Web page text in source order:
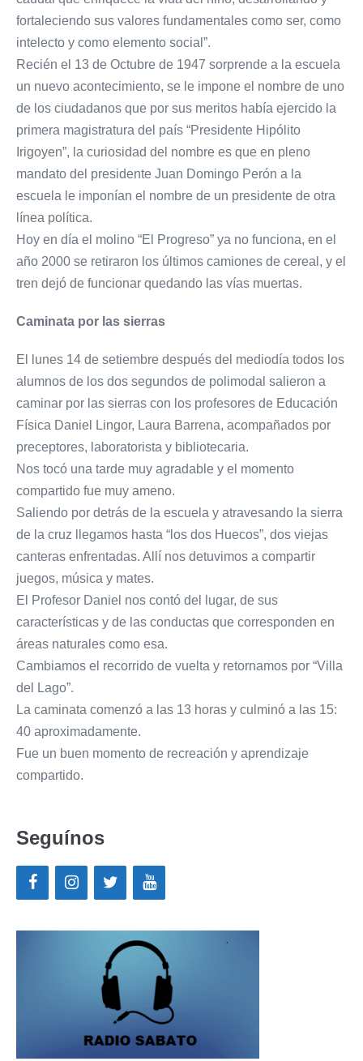
fortaleciendo sus valores fundamentales como ser, como
intelecto y como elemento social”.
Recién el 13 de Octubre de 1947 sorprende a la escuela
un nuevo acontecimiento, se le impone el nombre de uno
de los ciudadanos que por sus meritos había ejercido la
primera magistratura del país “Presidente Hipólito
Irigoyen”, la curiosidad del nombre es que en pleno
mandato del presidente Juan Domingo Perón a la
escuela le imponían el nombre de un presidente de otra
línea política.
Hoy en día el molino “El Progreso” ya no funciona, en el
año 2000 se retiraron los últimos camiones de cereal, y el
tren dejó de funcionar quedando las vías muertas.
Caminata por las sierras
El lunes 14 de setiembre después del mediodía todos los
alumnos de los dos segundos de polimodal salieron a
caminar por las sierras con los profesores de Educación
Física Daniel Lingor, Laura Barrena, acompañados por
preceptores, laboratorista y bibliotecaria.
Nos tocó una tarde muy agradable y el momento
compartido fue muy ameno.
Saliendo por detrás de la escuela y atravesando la sierra
de la cruz llegamos hasta “los dos Huecos”, dos viejas
canteras enfrentadas. Allí nos detuvimos a compartir
juegos, música y mates.
El Profesor Daniel nos contó del lugar, de sus
características y de las conductas que corresponden en
áreas naturales como esa.
Cambiamos el recorrido de vuelta y retornamos por “Villa
del Lago”.
La caminata comenzó a las 13 horas y culminó a las 15:
40 aproximadamente.
Fue un buen momento de recreación y aprendizaje
compartido.
Seguínos